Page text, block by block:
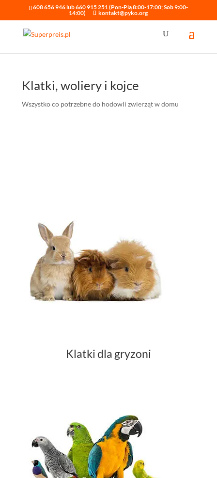
608 656 946 lub 660 915 251 (Pon-Pią 8:00-17:00; Sob 9:00-
14:00)
kontakt@pyko.org
Klatki, woliery i kojce
Wszystko co potrzebne do hodowli zwierząt w domu
Klatki dla gryzoni